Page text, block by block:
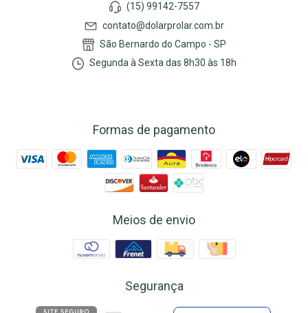
(15) 99142-7557
contato@dolarprolar.com.br
São Bernardo do Campo - SP
Segunda à Sexta das 8h30 às 18h
Formas de pagamento
Meios de envio
Segurança